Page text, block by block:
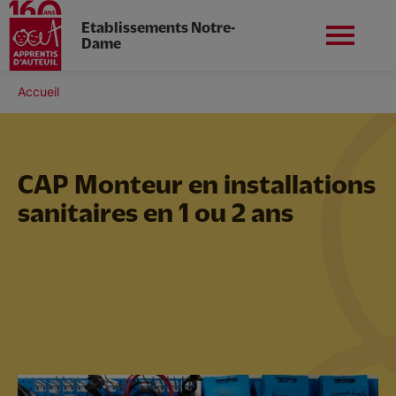
Etablissements Notre-
Dame
Nos établissements
Fil
d'Ariane
Accueil
CAP Monteur en installations
sanitaires en 1 ou 2 ans